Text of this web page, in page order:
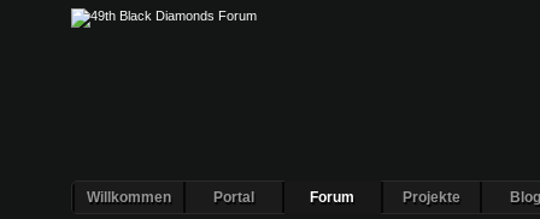
Willkommen Portal Forum Projekte